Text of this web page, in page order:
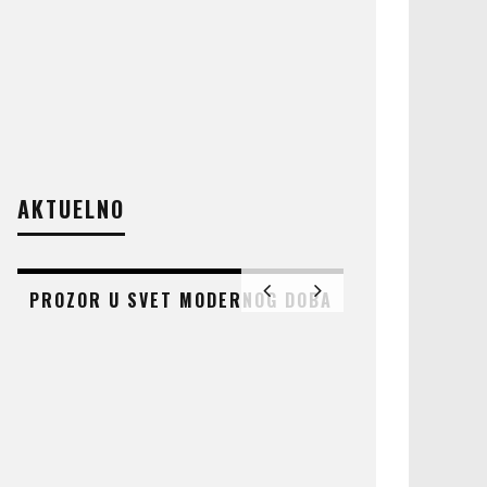
AKTUELNO
PROZOR U SVET MODERNOG DOBA